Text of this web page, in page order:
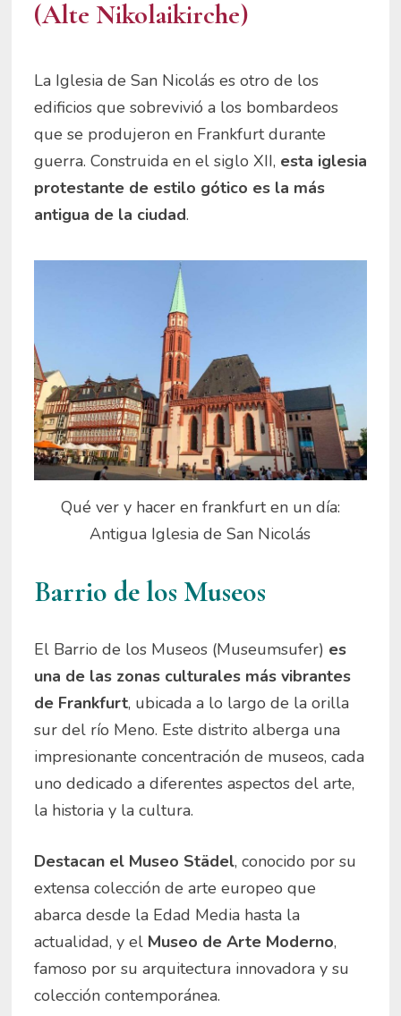
(Alte Nikolaikirche)
La Iglesia de San Nicolás es otro de los
edificios que sobrevivió a los bombardeos
que se produjeron en Frankfurt durante
guerra. Construida en el siglo XII, esta iglesia
protestante de estilo gótico es la más
antigua de la ciudad.
Qué ver y hacer en frankfurt en un día:
Antigua Iglesia de San Nicolás
Barrio de los Museos
El Barrio de los Museos (Museumsufer) es
una de las zonas culturales más vibrantes
de Frankfurt, ubicada a lo largo de la orilla
sur del río Meno. Este distrito alberga una
impresionante concentración de museos, cada
uno dedicado a diferentes aspectos del arte,
la historia y la cultura.
Destacan el Museo Städel, conocido por su
extensa colección de arte europeo que
abarca desde la Edad Media hasta la
actualidad, y el Museo de Arte Moderno,
famoso por su arquitectura innovadora y su
colección contemporánea.